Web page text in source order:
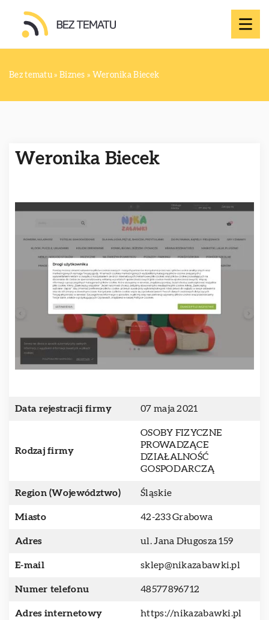
Bez tematu » Biznes » Weronika Biecek
Weronika Biecek
Data rejestracji firmy 07 maja 2021
Rodzaj firmy
OSOBY FIZYCZNE
PROWADZĄCE
DZIAŁALNOŚĆ
GOSPODARCZĄ
Region (Województwo) Śląskie
Miasto 42-233 Grabowa
Adres ul. Jana Długosza 159
E-mail sklep@nikazabawki.pl
Numer telefonu 48577896712
Adres internetowy https://nikazabawki.pl